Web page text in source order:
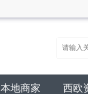
本地商家 西欧